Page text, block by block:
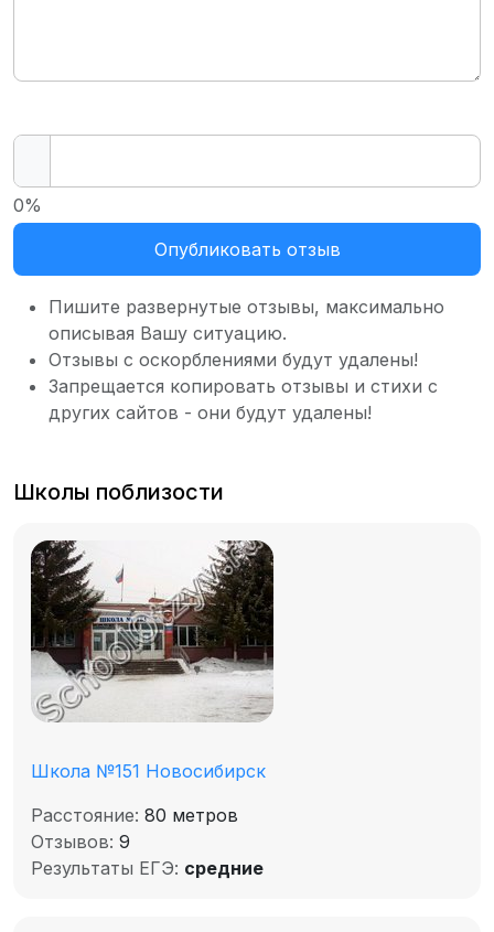
Опубликовать отзыв
0%
Пишите развернутые отзывы, максимально
описывая Вашу ситуацию.
Отзывы с оскорблениями будут удалены!
Запрещается копировать отзывы и стихи с
других сайтов - они будут удалены!
Школы поблизости
Школа №151 Новосибирск
Расстояние: 80 метров
Отзывов: 9
Результаты ЕГЭ: средние